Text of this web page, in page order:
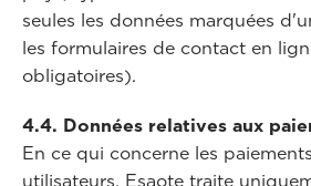
seules les données marquées
les formulaires de contact en
obligatoires).
4.4. Données relatives aux
En ce qui concerne les
utilisateurs, Esaote traite